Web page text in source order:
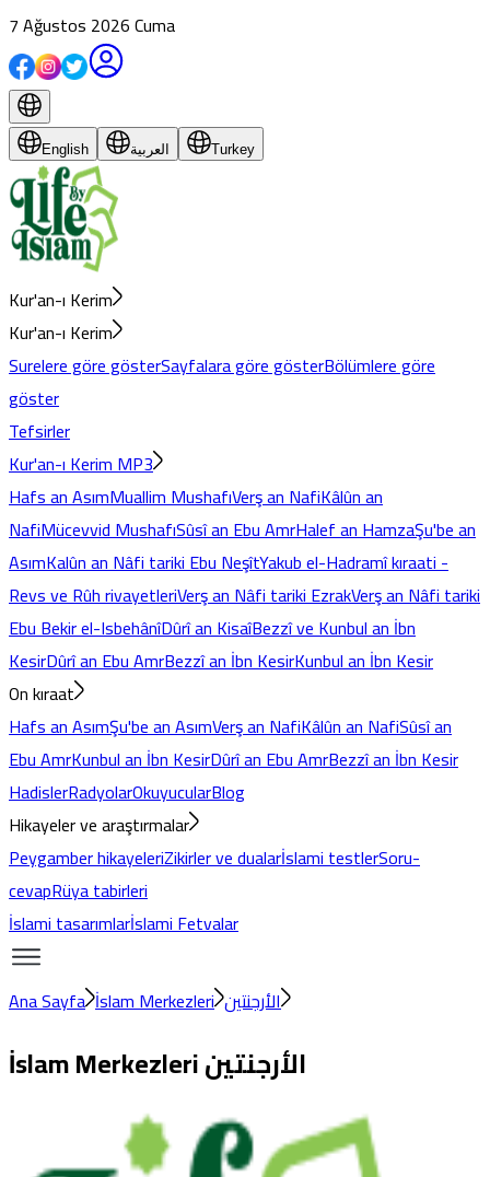
7 Ağustos 2026 Cuma
English العربية Turkey
Kur'an-ı Kerim
Kur'an-ı Kerim
Surelere göre gösterSayfalara göre gösterBölümlere göre
göster
Tefsirler
Kur'an-ı Kerim MP3
Hafs an AsımMuallim MushafıVerş an NafiKâlûn an
NafiMücevvid MushafıSûsî an Ebu AmrHalef an HamzaŞu'be an
AsımKalûn an Nâfi tariki Ebu NeşîtYakub el-Hadramî kıraati -
Revs ve Rûh rivayetleriVerş an Nâfi tariki EzrakVerş an Nâfi tariki
Ebu Bekir el-IsbehânîDûrî an KisaîBezzî ve Kunbul an İbn
KesirDûrî an Ebu AmrBezzî an İbn KesirKunbul an İbn Kesir
On kıraat
Hafs an AsımŞu'be an AsımVerş an NafiKâlûn an NafiSûsî an
Ebu AmrKunbul an İbn KesirDûrî an Ebu AmrBezzî an İbn Kesir
HadislerRadyolarOkuyucularBlog
Hikayeler ve araştırmalar
Peygamber hikayeleriZikirler ve dualarİslami testlerSoru-
cevapRüya tabirleri
İslami tasarımlarİslami Fetvalar
Ana Sayfa İslam Merkezleri الأرجنتين
İslam Merkezleriالأرجنتين